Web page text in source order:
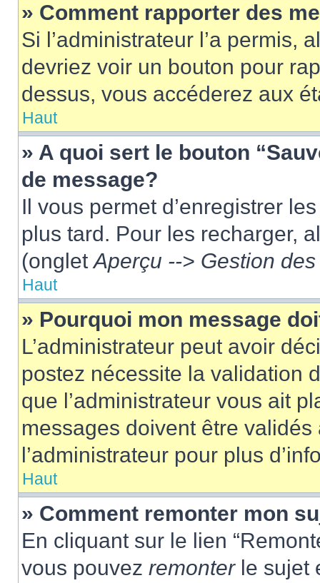
» Comment rapporter des
Si l’administrateur l’a permis,
devriez voir un bouton pour
dessus, vous accéderez aux
Haut
» A quoi sert le bouton
de message?
Il vous permet d’enregistrer
plus tard. Pour les recharger,
(ongletAperçu --> Gestion
Haut
» Pourquoi mon message
L’administrateur peut avoir
postez nécessite la validation
que l’administrateur vous ait
messages doivent être validés
l’administrateur pour plus
Haut
» Comment remonter mon
En cliquant sur le lien
vous pouvez remonterle sujet